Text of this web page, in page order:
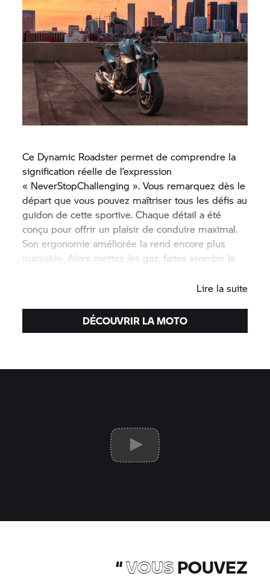
Ce Dynamic Roadster permet de comprendre la
signification réelle de l’expression
« NeverStopChallenging ». Vous remarquez dès le
départ que vous pouvez maîtriser tous les défis au
guidon de cette sportive. Chaque détail a été
conçu pour offrir un plaisir de conduire maximal.
Son ergonomie améliorée la rend encore plus
maniable. Alors mettez les gaz, faites vrombir le
Lire la suite
DÉCOUVRIR LA MOTO
“VOUSPOUVEZ